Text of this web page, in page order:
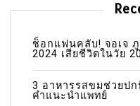
ช็อกแฟนคลับ! จอเจ
2024 เสียชีวิตในวัย 20
3 อาหารรสขมช่วยป
คำแนะนำแพทย์